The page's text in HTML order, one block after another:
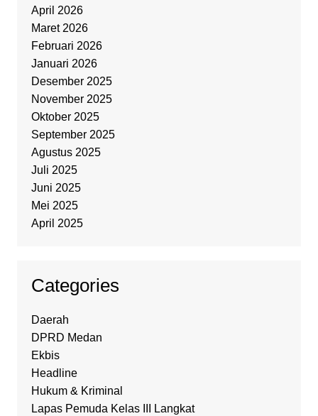
April 2026
Maret 2026
Februari 2026
Januari 2026
Desember 2025
November 2025
Oktober 2025
September 2025
Agustus 2025
Juli 2025
Juni 2025
Mei 2025
April 2025
Categories
Daerah
DPRD Medan
Ekbis
Headline
Hukum & Kriminal
Lapas Pemuda Kelas III Langkat